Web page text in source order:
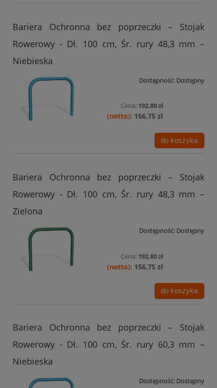
Bariera Ochronna bez poprzeczki – Stojak
Rowerowy - Dł. 100 cm, Śr. rury 48,3 mm –
Niebieska
Dostępność: Dostępny
Cena: 192,80 zł
156,75 zł
do koszyka
Bariera Ochronna bez poprzeczki – Stojak
Rowerowy - Dł. 100 cm, Śr. rury 48,3 mm –
Zielona
Dostępność: Dostępny
Cena: 192,80 zł
156,75 zł
do koszyka
Bariera Ochronna bez poprzeczki – Stojak
Rowerowy - Dł. 100 cm, Śr. rury 60,3 mm –
Niebieska
Dostępność: Dostępny